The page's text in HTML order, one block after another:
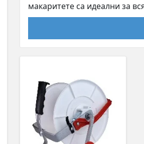
макаритете са идеални за